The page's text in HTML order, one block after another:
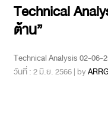
Technical
ต้าน”
Technical Analysis 02-06-
วันที่ : 2 มิ.ย. 2566 | by